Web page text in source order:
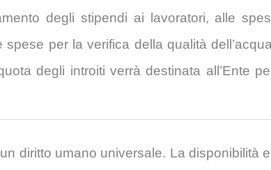
degli stipendi ai lavoratori, alle
per la verifica della qualità
degli introiti verrà destinata all’Ente
diritto umano universale. La disponibilità